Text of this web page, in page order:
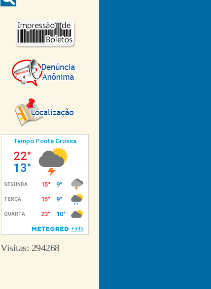
Visitas: 294268